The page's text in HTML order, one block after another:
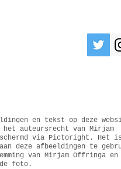
en tekst op deze
auteursrecht van Mirjam
via Pictoright. Het is
deze afbeeldingen te
van Mirjam Offringa en
foto.